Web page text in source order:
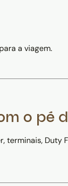
a viagem.
o pé
terminais, Duty